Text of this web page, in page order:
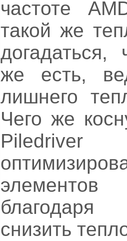
частоте
такой же
догадаться,
же есть,
лишнего
Чего же
снизить